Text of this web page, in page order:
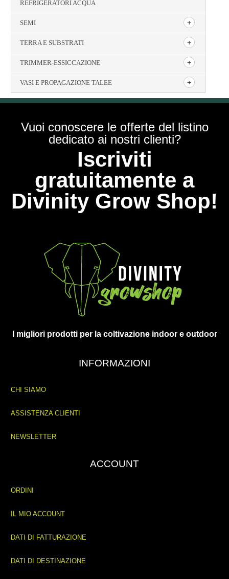
REFRIGERATORI ACQUA
SEMI
TERRA E SUBSTRATI
TRIMMER-ESSICCAZIONE
VASI E PROPAGAZIONE TALEE
Vuoi conoscere le offerte del listino
dedicato ai nostri clienti?
Iscriviti
gratuitamente a
Divinity Grow Shop!
I migliori prodotti per la coltivazione indoor e outdoor
INFORMAZIONI
CHI SIAMO
ASSISTENZA CLIENTI
NEWSLETTER
ACCOUNT
ORDINI
IL MIO ACCOUNT
DATI DI FATTURAZIONE
DATI DI DESTINAZIONE